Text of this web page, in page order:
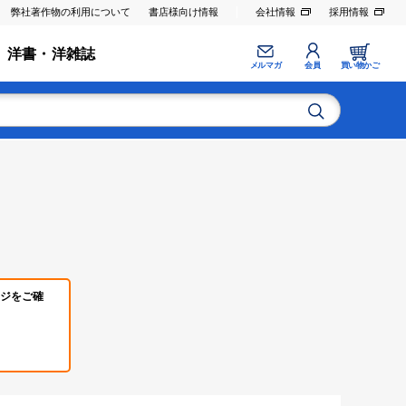
弊社著作物の利用について 書店様向け情報 会社情報 採用情報
洋書・洋雑誌
メルマガ 会員 買い物かご
をご確